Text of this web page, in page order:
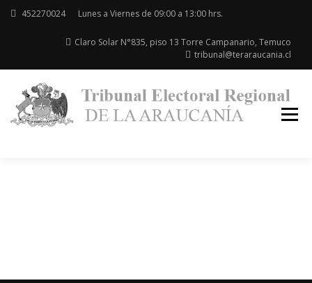
Skip 452270024 Lunes a Viernes de 09:00 a 13:00 hrs.
Claro Solar N°835, piso 13 Torre Campanario, Temuco
tribunal@teraraucania.cl